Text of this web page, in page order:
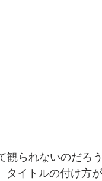
られないのだろう
タイトルの付け方